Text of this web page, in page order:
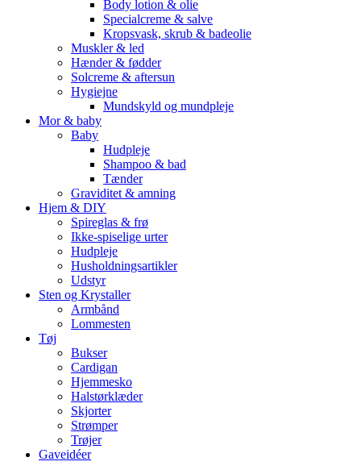
Body lotion & olie
Specialcreme & salve
Kropsvask, skrub & badeolie
Muskler & led
Hænder & fødder
Solcreme & aftersun
Hygiejne
Mundskyld og mundpleje
Mor & baby
Baby
Hudpleje
Shampoo & bad
Tænder
Graviditet & amning
Hjem & DIY
Spireglas & frø
Ikke-spiselige urter
Hudpleje
Husholdningsartikler
Udstyr
Sten og Krystaller
Armbånd
Lommesten
Tøj
Bukser
Cardigan
Hjemmesko
Halstørklæder
Skjorter
Strømper
Trøjer
Gaveidéer